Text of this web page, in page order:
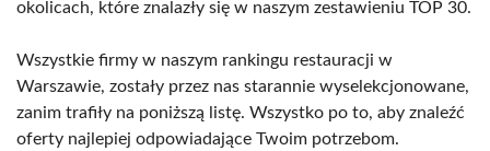
okolicach, które znalazły się w naszym zestawieniu TOP 30.
Wszystkie firmy w naszym rankingu restauracji w
Warszawie, zostały przez nas starannie wyselekcjonowane,
zanim trafiły na poniższą listę. Wszystko po to, aby znaleźć
oferty najlepiej odpowiadające Twoim potrzebom.